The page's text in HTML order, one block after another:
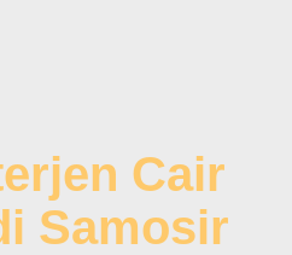
Cair
Samosir